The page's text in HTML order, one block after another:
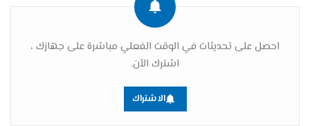
احصل على تحديثات في الوقت الفعلي مباشرة على جهازك ،
اشترك الآن.
الاشتراك